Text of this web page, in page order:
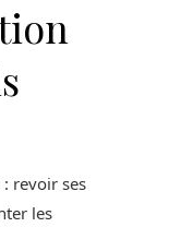
revoir ses
les